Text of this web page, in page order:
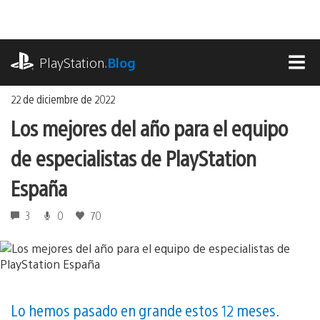
contenido
PlayStation.Blog
22 de diciembre de 2022
Los mejores del año para el equipo
de especialistas de PlayStation
España
3 0 70
Lo hemos pasado en grande estos 12 meses.